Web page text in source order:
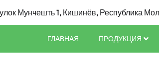
Мунчешть 1, Кишинёв, Республика
ГЛАВНАЯ ПРОДУКЦИЯ